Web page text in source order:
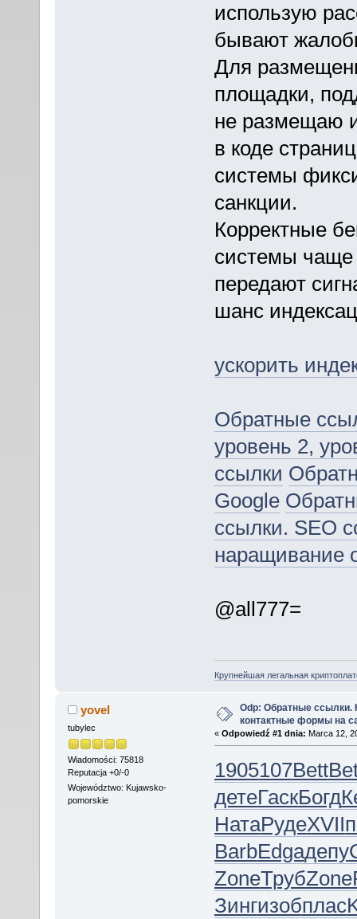
использую
бывают
Для
площадки,
не размещаю
в коде
системы
санкции.
Корректные
системы чаще
передают
шанс
ускорить
Обратные
уровень 2,
ссылки
Google
ссылки. SEO
наращивание
@all777=
Крупнейшая легальная
yovel
tubylec
Wiadomości: 75818
Reputacja +0/-0
Województwo: Kujawsko-
pomorskie
Odp: Обратные ссылки.
контактные формы на
« Odpowiedź #1 dnia: Marca 12,
1905107Bett
детеГаскБогд
НатаРудеXVII
BarbEdgaдепу
ZoneТрубZone
Зингизобплас